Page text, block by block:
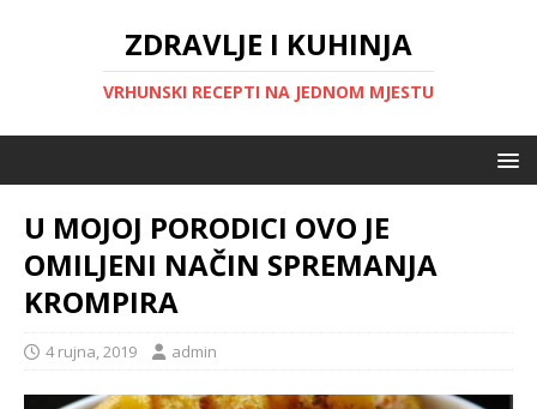
ZDRAVLJE I KUHINJA
VRHUNSKI RECEPTI NA JEDNOM MJESTU
U MOJOJ PORODICI OVO JE
OMILJENI NAČIN SPREMANJA
KROMPIRA
4 rujna, 2019 admin